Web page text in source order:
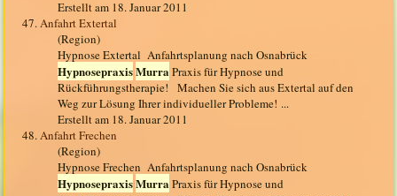
Erstellt am 18. Januar 2011
47.Anfahrt Extertal
(Region)
Hypnose Extertal Anfahrtsplanung nach Osnabrück
HypnosepraxisMurraPraxis für Hypnose und
Rückführungstherapie! Machen Sie sich aus Extertal auf den
Weg zur Lösung Ihrer individueller Probleme! ...
Erstellt am 18. Januar 2011
48.Anfahrt Frechen
(Region)
Hypnose Frechen Anfahrtsplanung nach Osnabrück
HypnosepraxisMurraPraxis für Hypnose und